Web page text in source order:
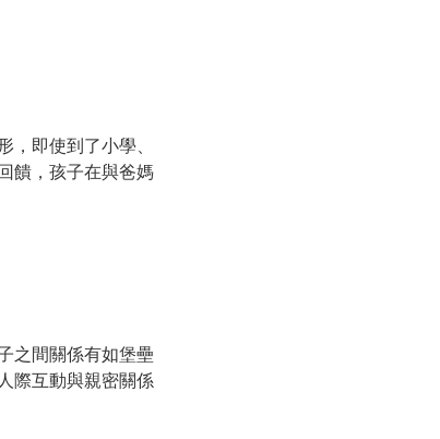
即使到了小學、
饋，孩子在與爸媽
之間關係有如堡壘
際互動與親密關係